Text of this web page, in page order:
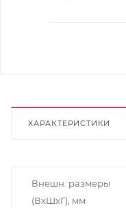
ХАРАКТЕРИСТИКИ
Внешн. размеры
(ВxШxГ), мм